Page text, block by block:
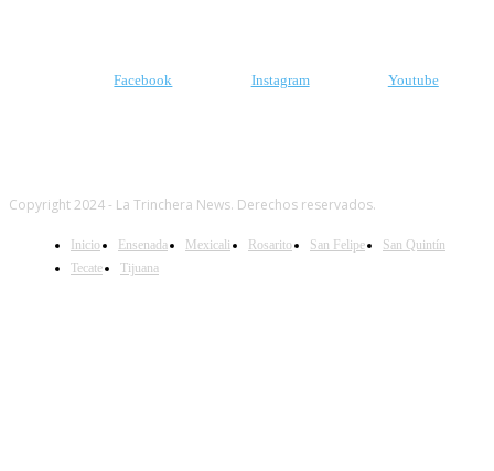
Facebook Instagram Youtube
Copyright 2024 - La Trinchera News. Derechos reservados.
Inicio Ensenada Mexicali Rosarito San Felipe
San Quintín
Tecate
Tijuana